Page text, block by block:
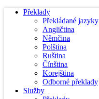
Překlady
Překládané jazyky
Angličtina
Němčina
Polština
Ruština
Čínština
Korejština
Odborné překlady
Služby